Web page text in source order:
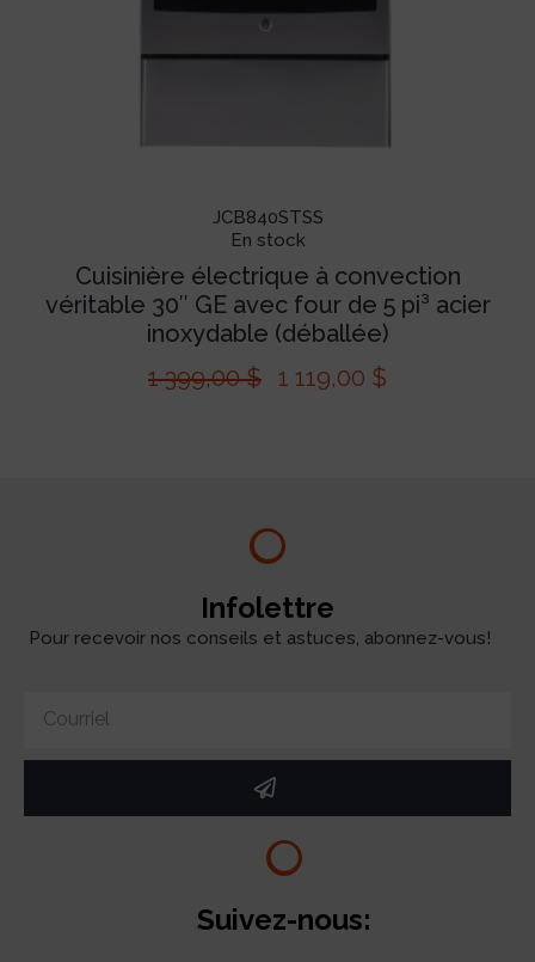
JCB840STSS
En stock
Cuisinière électrique à convection
véritable 30″ GE avec four de 5 pi³ acier
inoxydable (déballée)
1 399,00$ 1 119,00 $
Infolettre
Pour recevoir nos conseils et astuces, abonnez-vous!
Suivez-nous: